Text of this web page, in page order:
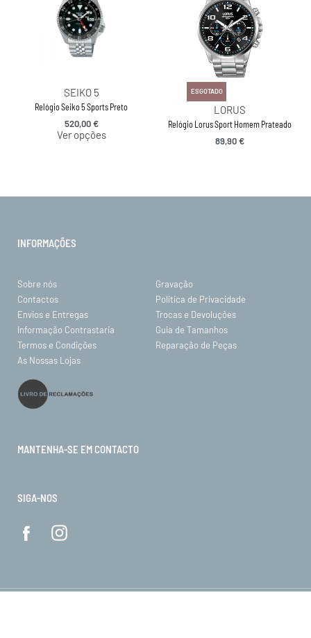
SEIKO 5
Relógio Seiko 5 Sports Preto
520,00€
Ver opções
ESGOTADO
LORUS
Relógio Lorus Sport Homem Prateado
89,90€
INFORMAÇÕES
Sobre nós
Gravação
Contactos
Política de Privacidade
Envios e Entregas
Trocas e Devoluções
Informação Contrastaria
Guia de Tamanhos
Termos e Condições
Reparação de Peças
As Nossas Lojas
MANTENHA-SE EM CONTACTO
SIGA-NOS